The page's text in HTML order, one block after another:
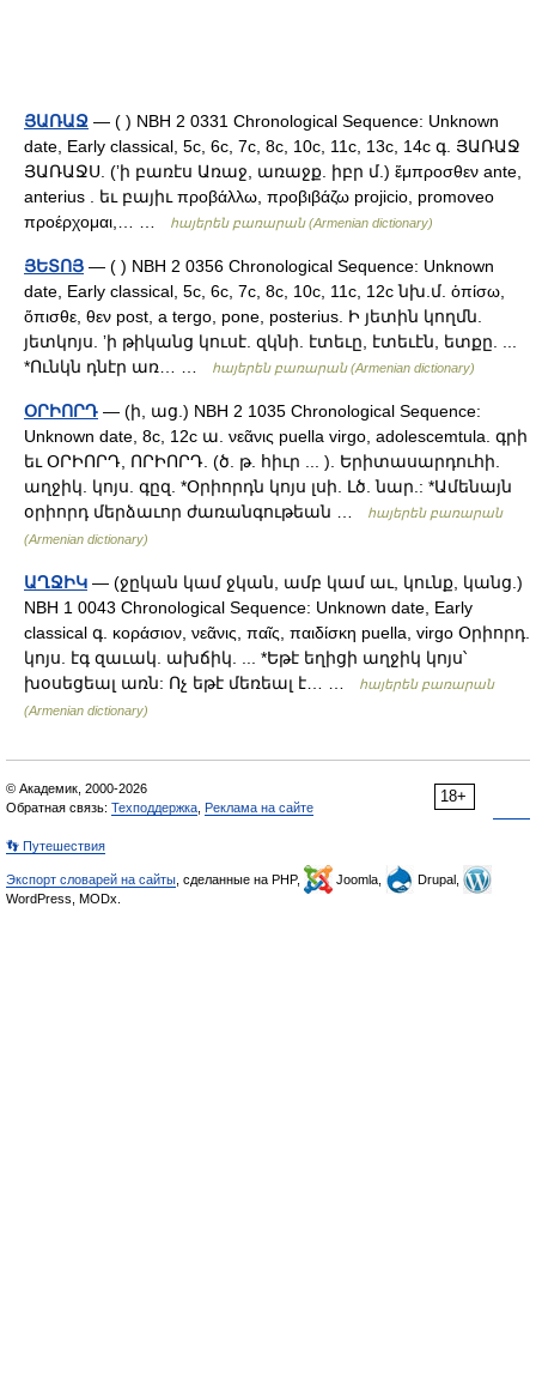
ՅԱՌԱՋ — ( ) NBH 2 0331 Chronological Sequence: Unknown
date, Early classical, 5c, 6c, 7c, 8c, 10c, 11c, 13c, 14c գ. ՅԱՌԱՋ
ՅԱՌԱՋՍ. (ʼի բառէս Առաջ, առաջք. իբր մ.) ἕμπροσθεν ante,
anterius . եւ բայիւ προβάλλω, προβιβάζω projicio, promoveo
προέρχομαι,… …
հայերեն բառարան (Armenian dictionary)
ՅԵՏՈՅ — ( ) NBH 2 0356 Chronological Sequence: Unknown
date, Early classical, 5c, 6c, 7c, 8c, 10c, 11c, 12c նխ.մ. ὁπίσω,
ὅπισθε, θεν post, a tergo, pone, posterius. Ի յետին կողմն.
յետկոյս. ʼի թիկանց կուսէ. զկնի. էտեւը, էտեւէն, ետքը. ...
*Ունկն դնէր առ… …
հայերեն բառարան (Armenian dictionary)
ՕՐԻՈՐԴ — (ի, աց.) NBH 2 1035 Chronological Sequence:
Unknown date, 8c, 12c ա. νεᾶνις puella virgo, adolescemtula. գրի
եւ ՕՐԻՈՐԴ, ՈՐԻՈՐԴ. (ծ. թ. հիւր ... ). Երիտասարդուհի.
աղջիկ. կոյս. գըզ. *Օրիորդն կոյս լսի. Լծ. նար.: *Ամենայն
օրիորդ մերձաւոր ժառանգութեան …
հայերեն բառարան
(Armenian dictionary)
ԱՂՋԻԿ — (ջըկան կամ ջկան, ամբ կամ աւ, կունք, կանց.)
NBH 1 0043 Chronological Sequence: Unknown date, Early
classical գ. κοράσιον, νεᾶνις, παῖς, παιδίσκη puella, virgo Օրիորդ.
կոյս. էգ զաւակ. ախճիկ. ... *Եթէ եղիցի աղջիկ կոյս՝
խօսեցեալ առն: Ոչ եթէ մեռեալ է… …
հայերեն բառարան
(Armenian dictionary)
18+
© Академик, 2000-2026
Обратная связь: Техподдержка Реклама на сайте
👣 Путешествия
Экспорт словарей на сайты , сделанные на PHP, Joomla,
Drupal,
WordPress, MODx.